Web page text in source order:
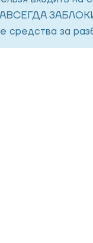
средства за